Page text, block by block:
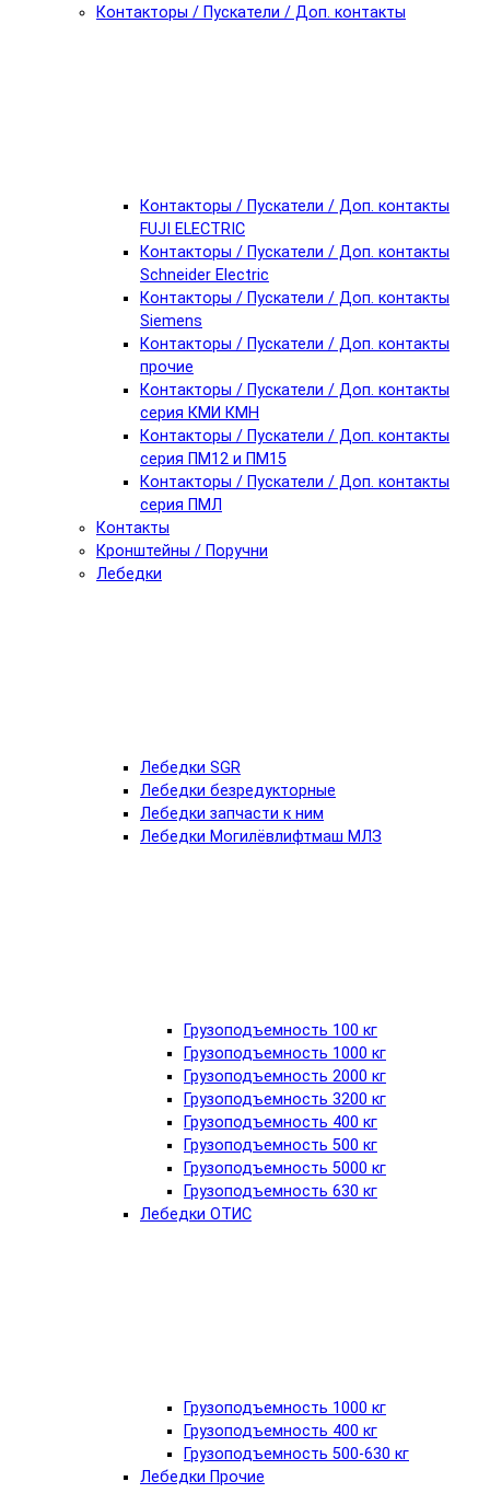
Контакторы / Пускатели / Доп. контакты
Контакторы / Пускатели / Доп. контакты
FUJI ELECTRIC
Контакторы / Пускатели / Доп. контакты
Schneider Electric
Контакторы / Пускатели / Доп. контакты
Siemens
Контакторы / Пускатели / Доп. контакты
прочие
Контакторы / Пускатели / Доп. контакты
серия КМИ КМН
Контакторы / Пускатели / Доп. контакты
серия ПМ12 и ПМ15
Контакторы / Пускатели / Доп. контакты
серия ПМЛ
Контакты
Кронштейны / Поручни
Лебедки
Лебедки SGR
Лебедки безредукторные
Лебедки запчасти к ним
Лебедки Могилёвлифтмаш МЛЗ
Грузоподъемность 100 кг
Грузоподъемность 1000 кг
Грузоподъемность 2000 кг
Грузоподъемность 3200 кг
Грузоподъемность 400 кг
Грузоподъемность 500 кг
Грузоподъемность 5000 кг
Грузоподъемность 630 кг
Лебедки ОТИС
Грузоподъемность 1000 кг
Грузоподъемность 400 кг
Грузоподъемность 500-630 кг
Лебедки Прочие